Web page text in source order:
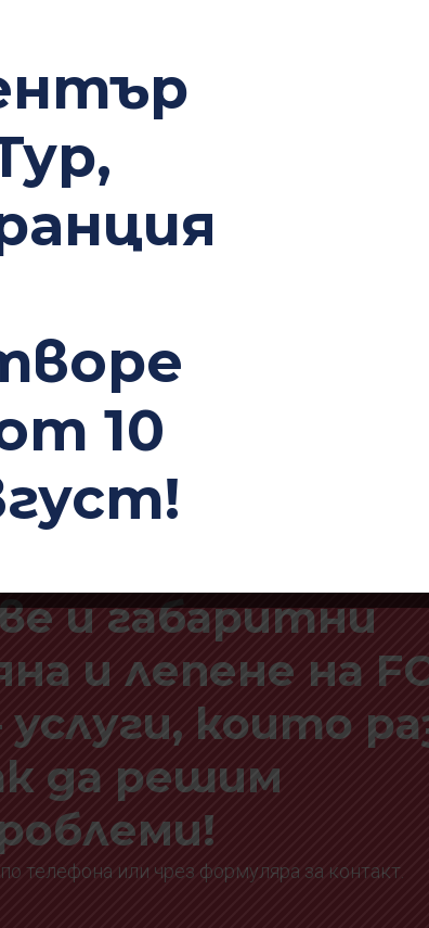
Правилна работа на сензорите и
системите, свързани със стъклото.
подмяна на
и габаритни
и лепене на
които
да решим
телефона или чрез формуляра за контакт.
10